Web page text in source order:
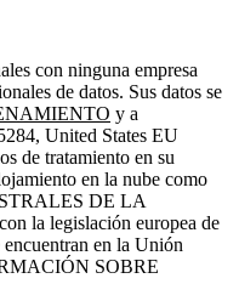
con ninguna empresa
de datos. Sus datos se
y a
United States EU
de tratamiento en su
en la nube como
DE LA
la legislación europea de
en la Unión
SOBRE